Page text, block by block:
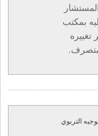
بمكتب
تغييره
متصرف.
التربوي